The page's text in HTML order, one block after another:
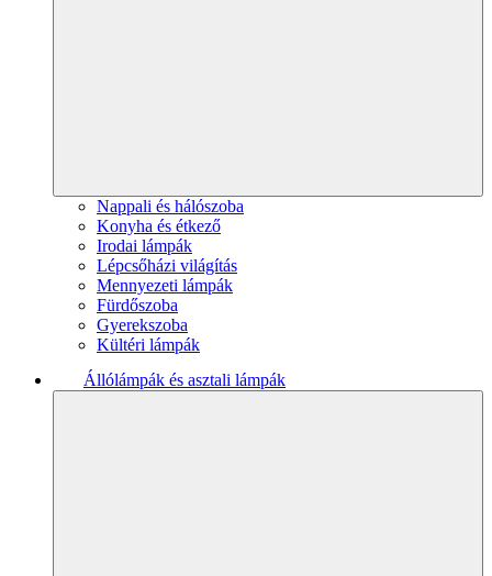
Nappali és hálószoba
Konyha és étkező
Irodai lámpák
Lépcsőházi világítás
Mennyezeti lámpák
Fürdőszoba
Gyerekszoba
Kültéri lámpák
Állólámpák és asztali lámpák